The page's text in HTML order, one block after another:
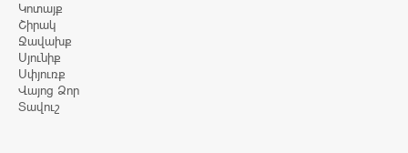
Կոտայք
Շիրակ
Ջավախք
Սյունիք
Սփյուռք
Վայոց Ձոր
Տավուշ